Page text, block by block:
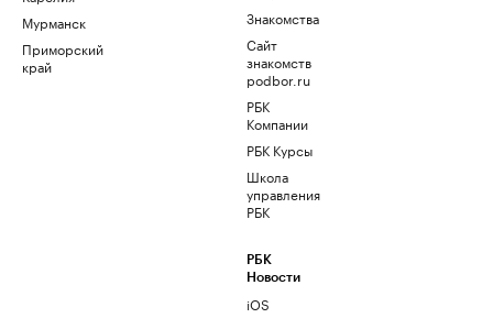
Мурманск
Приморский
край
Знакомства
Сайт
знакомств
podbor.ru
РБК
Компании
РБК Курсы
Школа
управления
РБК
РБК
Новости
iOS